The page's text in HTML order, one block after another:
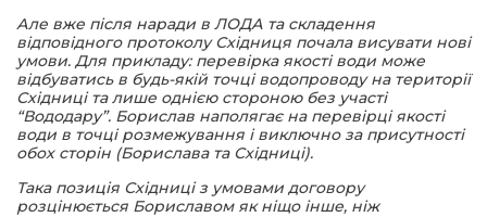
Але вже після наради в ЛОДА та складення
відповідного протоколу Східниця почала висувати нові
умови. Для прикладу: перевірка якості води може
відбуватись в будь-якій точці водопроводу на території
Східниці та лише однією стороною без участі
“Вододару”. Борислав наполягає на перевірці якості
води в точці розмежування і виключно за присутності
обох сторін (Борислава та Східниці).
Така позиція Східниці з умовами договору
розцінюється Бориславом як ніщо інше, ніж